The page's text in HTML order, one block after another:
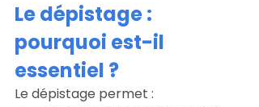
Le dépistage :
pourquoi est-il
essentiel ?
Le dépistage permet :